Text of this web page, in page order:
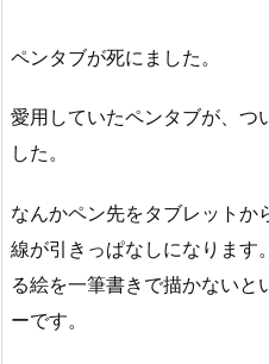
ペンタブが死にました。
愛用していたペンタブが、つ
した。
なんかペン先をタブレットか
線が引きっぱなしになります
る絵を一筆書きで描かない
ーです。